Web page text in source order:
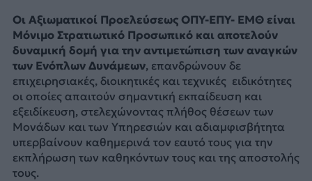
Οι Αξιωματικοί Προελεύσεως ΟΠΥ-ΕΠΥ- ΕΜΘ είναι
Μόνιμο Στρατιωτικό Προσωπικό και αποτελούν
δυναμική δομή για την αντιμετώπιση των αναγκών
των Ενόπλων Δυνάμεων, επανδρώνουν δε
επιχειρησιακές, διοικητικές και τεχνικές ειδικότητες
οι οποίες απαιτούν σημαντική εκπαίδευση και
εξειδίκευση, στελεχώνοντας πλήθος θέσεων των
Μονάδων και των Υπηρεσιών και αδιαμφισβήτητα
υπερβαίνουν καθημερινά τον εαυτό τους για την
εκπλήρωση των καθηκόντων τους και της αποστολής
τους.